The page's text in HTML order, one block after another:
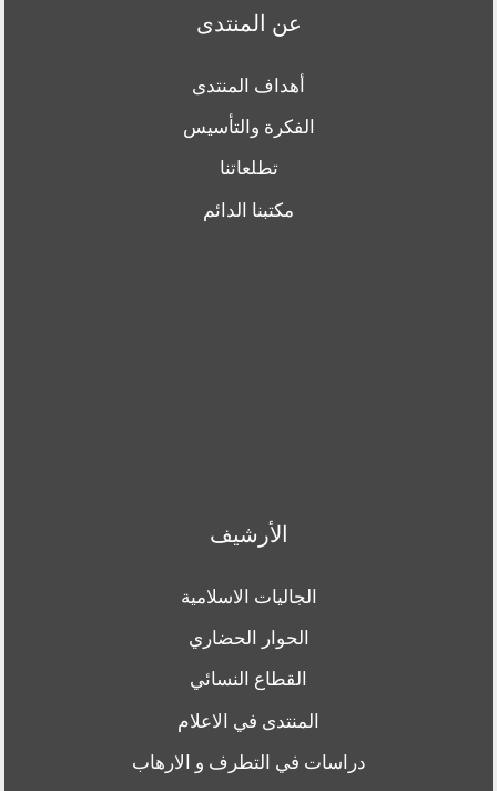
عن المنتدى
أهداف المنتدى
الفكرة والتأسيس
تطلعاتنا
مكتبنا الدائم
الأرشيف
الجاليات الاسلامية
الحوار الحضاري
القطاع النسائي
المنتدى في الاعلام
دراسات في التطرف و الارهاب